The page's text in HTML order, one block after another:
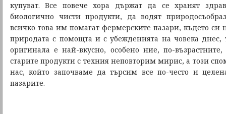
купуват. Все повече хора държат да се хранят
биологично чисти продукти, да водят
всичко това им помагат фермерските пазари, където
природата с помощта и с убежденията на човека днес,
оригинала е най-вкусно, особено ние, по-
старите продукти с техния неповторим мирис, а този
нас, който започваме да търсим все по-често и
пазарите.